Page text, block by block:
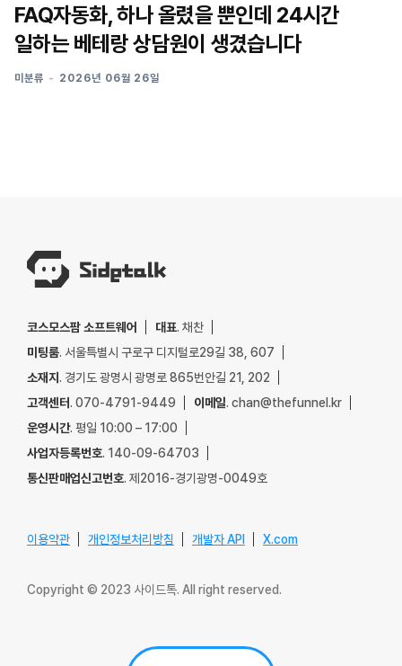
FAQ자동화, 하나 올렸을 뿐인데 24시간
일하는 베테랑 상담원이 생겼습니다
미분류 2026년 06월 26일
코스모스팜 소프트웨어 대표. 채찬
미팅룸. 서울특별시 구로구 디지털로29길 38, 607
소재지. 경기도 광명시 광명로 865번안길 21, 202
고객센터. 070-4791-9449 이메일. chan@thefunnel.kr
운영시간. 평일 10:00 – 17:00
사업자등록번호. 140-09-64703
통신판매업신고번호. 제2016-경기광명-0049호
이용약관 개인정보처리방침 개발자 API X.com
Copyright © 2023 사이드톡. All right reserved.